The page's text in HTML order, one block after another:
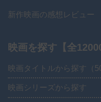
新作映画の感想レビュー
映画を探す【全
映画タイトルから探す（
映画シリーズから探す